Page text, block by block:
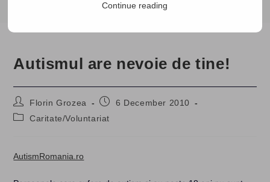
Autismul are nevoie de tine!
Post
author:
Florin Grozea
Post6 December 2010
PostCaritate/Voluntariat
AutismRomania.ro
Continue reading